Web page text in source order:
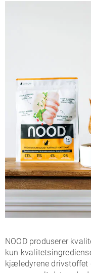
NOOD produserer
kun
kjæledyrene drivstoffet